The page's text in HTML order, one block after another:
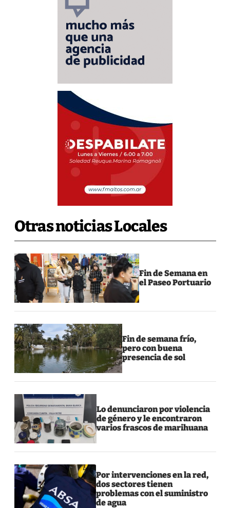
Otras noticias Locales
Fin de Semana en
el Paseo Portuario
Fin de semana frío,
pero con buena
presencia de sol
Lo denunciaron por violencia
de género y le encontraron
varios frascos de marihuana
Por intervenciones en la red,
dos sectores tienen
problemas con el suministro
de agua